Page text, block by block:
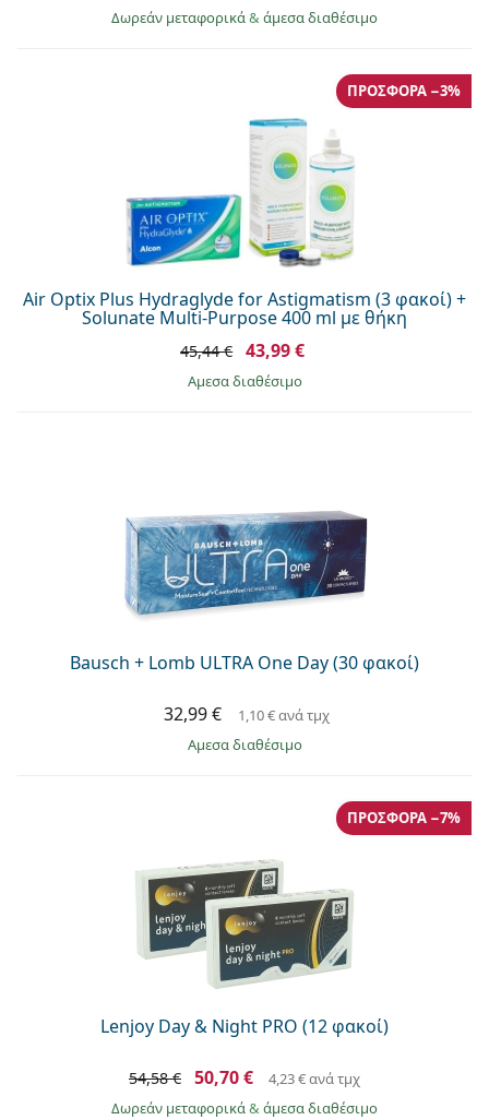
Δωρεάν μεταφορικά & άμεσα διαθέσιμο
Air Optix Plus Hydraglyde for Astigmatism (3 φακοί) +
Solunate Multi-Purpose 400 ml με θήκη
ΠΡΟΣΦΟΡΆ −3%
45,44 € 43,99 €
άμεσα διαθέσιμο
Bausch + Lomb ULTRA One Day (30 φακοί)
32,99 € 1,10 €ανά τμχ
άμεσα διαθέσιμο
Lenjoy Day & Night PRO (12 φακοί)
ΠΡΟΣΦΟΡΆ −7%
54,58 € 50,70 € 4,23 €ανά τμχ
Δωρεάν μεταφορικά & άμεσα διαθέσιμο